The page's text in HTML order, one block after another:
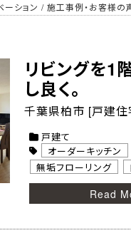
ーション / 施工事例・お客様の
リビングを1
し良く。
千葉県柏市 [戸建住
戸建て
オーダーキッチン
無垢フローリング
Read